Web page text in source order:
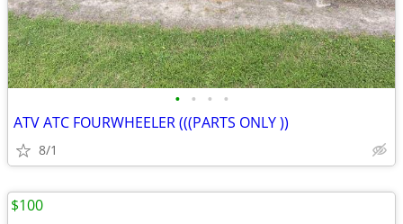
• • • •
ATV ATC FOURWHEELER (((PARTS ONLY ))
8/1
$100